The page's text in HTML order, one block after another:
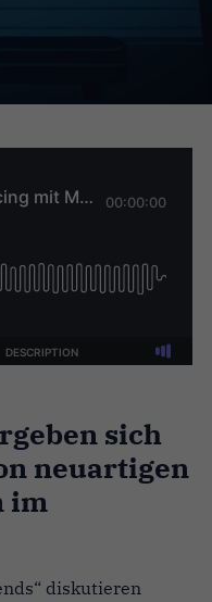
sich
neuartigen
im
diskutieren